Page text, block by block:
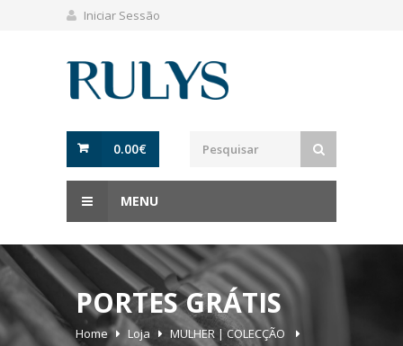
Iniciar Sessão
0.00€
MENU
PORTES GRÁTIS
Home Loja
MULHER | COLECÇÃO